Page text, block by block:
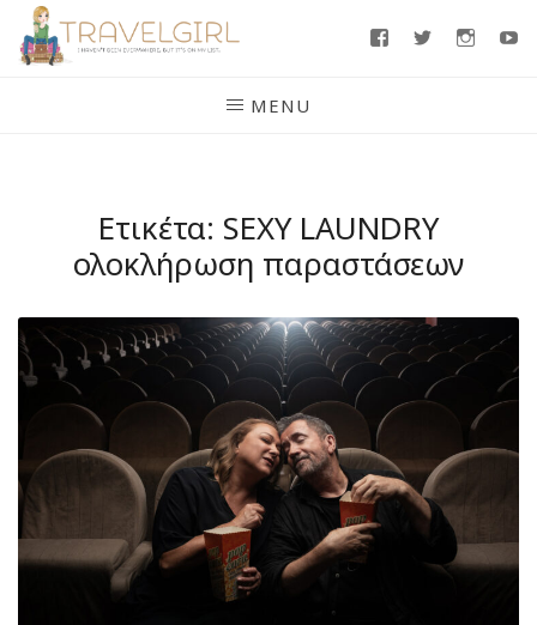
Skip
FacebookTwitter
MENU
Ετικέτα: SEXY LAUNDRY
ολοκλήρωση παραστάσεων